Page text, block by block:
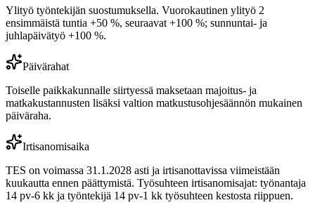
Ylityö työntekijän suostumuksella. Vuorokautinen ylityö 2
ensimmäistä tuntia +50 %, seuraavat +100 %; sunnuntai- ja
juhlapäivätyö +100 %.
Päivärahat
Toiselle paikkakunnalle siirtyessä maksetaan majoitus- ja
matkakustannusten lisäksi valtion matkustusohjesäännön mukainen
päiväraha.
Irtisanomisaika
TES on voimassa 31.1.2028 asti ja irtisanottavissa viimeistään
kuukautta ennen päättymistä. Työsuhteen irtisanomisajat: työnantaja
14 pv-6 kk ja työntekijä 14 pv-1 kk työsuhteen kestosta riippuen.